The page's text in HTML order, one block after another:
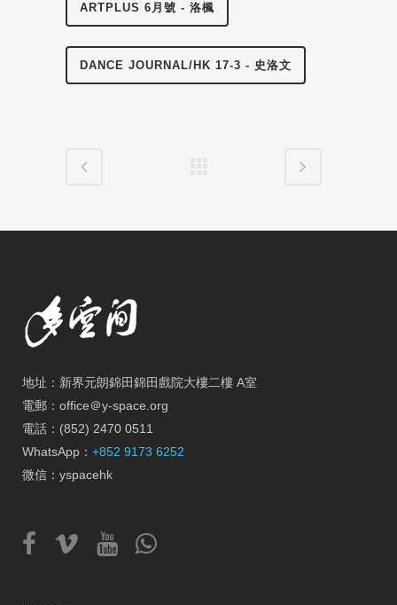
ARTPLUS 6月號 - 洛楓
DANCE JOURNAL/HK 17-3 - 史洛文
地址：新界元朗錦田錦田戲院大樓二樓 A室
電郵：office＠y-space.org
電話：(852) 2470 0511
WhatsApp： +852 9173 6252
微信：yspacehk